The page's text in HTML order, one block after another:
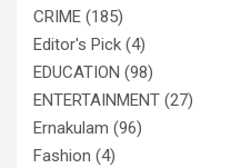
CRIME (185)
Editor's Pick (4)
EDUCATION (98)
ENTERTAINMENT (27)
Ernakulam (96)
Fashion (4)